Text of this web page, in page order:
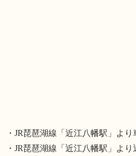
・JR琵琶湖線「近江八幡駅」より
・JR琵琶湖線「近江八幡駅」よ